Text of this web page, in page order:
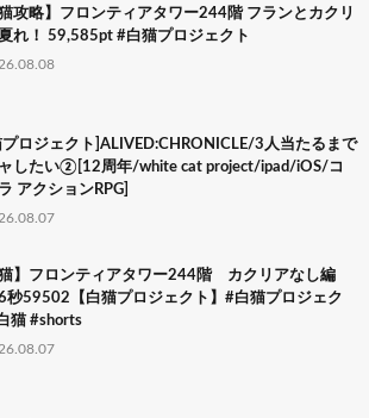
猫攻略】フロンティアタワー244階 フランとカクリ
れ！ 59,585pt #白猫プロジェクト
プロジェクト]ALIVED:CHRONICLE/3人当たるまで
したい②[12周年/white cat project/ipad/iOS/コ
アクションRPG]
猫】フロンティアタワー244階 カクリアなし編
59502【白猫プロジェクト】#白猫プロジェク
猫 #shorts